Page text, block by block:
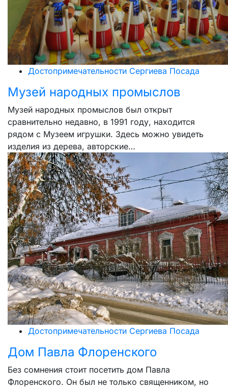
Достопримечательности Сергиева Посада
Музей народных промыслов
Музей народных промыслов был открыт
сравнительно недавно, в 1991 году, находится
рядом с Музеем игрушки. Здесь можно увидеть
изделия из дерева, авторские…
Достопримечательности Сергиева Посада
Дом Павла Флоренского
Без сомнения стоит посетить дом Павла
Флоренского. Он был не только священником, но